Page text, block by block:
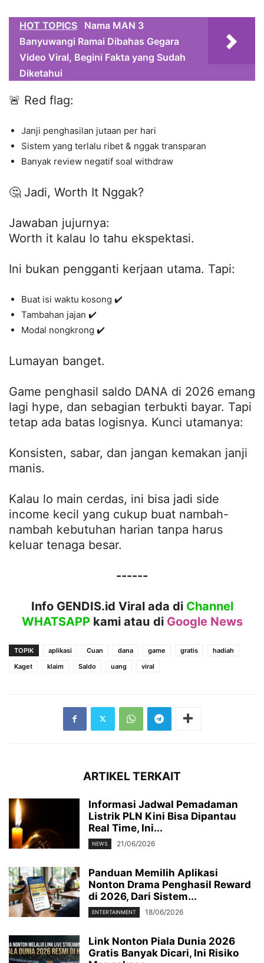
HOT TOPICS
Nama MAN 3
Banyuwangi Ramai Dibahas Gegara
Video Viral, Begini Fakta yang Sudah
Diketahui
🚨 Red flag:
Janji penghasilan jutaan per hari
Sistem yang terlalu ribet & nggak transparan
Banyak review negatif soal withdraw
🤔 Jadi, Worth It Nggak?
Jawaban jujurnya:
Worth it kalau lo tahu ekspektasi.
Ini bukan pengganti kerjaan utama. Tapi:
Buat isi waktu kosong ✔️
Tambahan jajan ✔️
Modal nongkrong ✔️
Lumayan banget.
Game penghasil saldo DANA di 2026 emang
lagi hype, dan sebagian terbukti bayar. Tapi
tetap ada batas logisnya. Kunci utamanya:
Konsisten, sabar, dan jangan kemakan janji
manis.
Kalau lo main cerdas, ini bisa jadi side
income kecil yang cukup buat nambah-
nambah kebutuhan harian tanpa harus
keluar tenaga besar.
------
Info GENDIS.id Viral ada di Channel
WHATSAPPkami atau di Google News
TOPIK aplikasi Cuan dana game gratis
hadiah
Kaget
klaim Saldo uang viral
ARTIKEL TERKAIT
Informasi Jadwal Pemadaman
Listrik PLN Kini Bisa Dipantau
Real Time, Ini...
NEWS 21/06/2026
Panduan Memilih Aplikasi
Nonton Drama Penghasil Reward
di 2026, Dari Sistem...
ENTERTAINMENT 18/06/2026
Link Nonton Piala Dunia 2026
Gratis Banyak Dicari, Ini Risiko